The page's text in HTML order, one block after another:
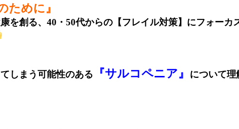
ために』
を創る、40・50代からの【フレイル対策】にフォーカ
しまう可能性のある 『サルコペニア』 について理